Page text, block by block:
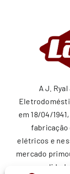
A J.
em 18/04/
fabricação
elétricos e
mercado
e a